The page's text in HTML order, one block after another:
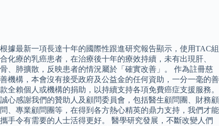
根據最新一項長達十年的國際性跟進研究報告顯示，使用TAC組
合化療的乳癌患者，在治療後十年的療效持續，未有出現肝、
骨、肺擴散，反映患者的情況屬於「確實改善」。 作為註冊慈
善機構，本會沒有接受政府及公益金的任何資助，一分一毫的善
款全賴個人或機構的捐助，以持續支持各項免費癌症支援服務。
誠心感謝我們的贊助人及顧問委員會，包括醫生顧問團、財務顧
問、專業顧問團等，在得到各方熱心精英的鼎力支持，我們才能
攜手令有需要的人士活得更好。 醫學研究發展，不斷改變人們